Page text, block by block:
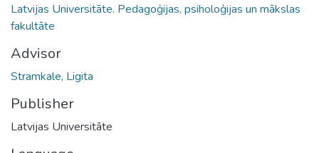
Latvijas Universitāte. Pedagoģijas, psiholoģijas un mākslas
fakultāte
Advisor
Stramkale, Ligita
Publisher
Latvijas Universitāte